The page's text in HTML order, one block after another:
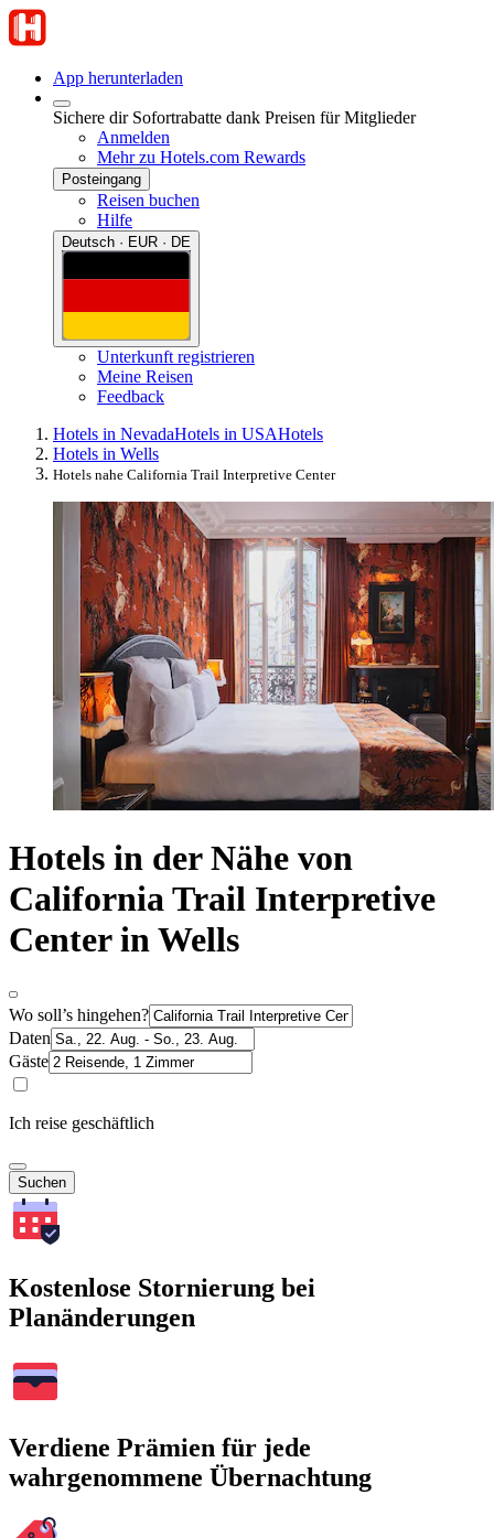
App herunterladen
Sichere dir Sofortrabatte dank Preisen für Mitglieder
Anmelden
Mehr zu Hotels.com Rewards
Posteingang
Reisen buchen
Hilfe
Deutsch · EUR · DE
Unterkunft registrieren
Meine Reisen
Feedback
Hotels in NevadaHotels in USAHotels
Hotels in Wells
Hotels nahe California Trail Interpretive Center
Hotels in der Nähe von
California Trail Interpretive
Center in Wells
Wo soll’s hingehen?
Daten
Gäste
Ich reise geschäftlich
Suchen
Kostenlose Stornierung bei
Planänderungen
Verdiene Prämien für jede
wahrgenommene Übernachtung